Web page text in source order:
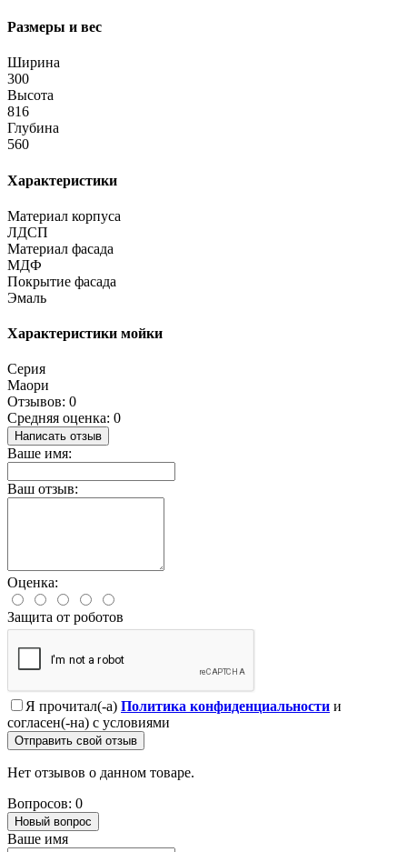
Размеры и вес
Ширина
300
Высота
816
Глубина
560
Характеристики
Материал корпуса
ЛДСП
Материал фасада
МДФ
Покрытие фасада
Эмаль
Характеристики мойки
Серия
Маори
Отзывов: 0
Средняя оценка: 0
Написать отзыв
Ваше имя:
Ваш отзыв:
Оценка:
Защита от роботов
Я прочитал(-а) Политика конфиденциальности и
согласен(-на) с условиями
Отправить свой отзыв
Нет отзывов о данном товаре.
Вопросов: 0
Новый вопрос
Ваше имя